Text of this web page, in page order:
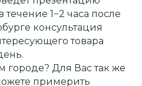
течение 1−2 часа после
консультация
товара
городе? Для Вас так же
примерить